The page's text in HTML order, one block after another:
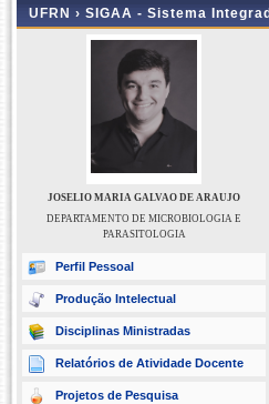
UFRN › SIGAA - Sistema
JOSELIO MARIA GALVAO DE ARAUJO
DEPARTAMENTO DE MICROBIOLOGIA E
PARASITOLOGIA
Perfil Pessoal
Produção Intelectual
Disciplinas Ministradas
Relatórios de Atividade Docente
Projetos de Pesquisa